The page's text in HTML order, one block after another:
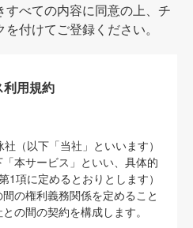
べての内容に同意の上、チ
付けてご登録ください。
用規約
（以下「当社」といいます）
本サービス」といい、具体的
1項に定めるとおりとします）
の権利義務関係を定めること
の間の契約を構成します。